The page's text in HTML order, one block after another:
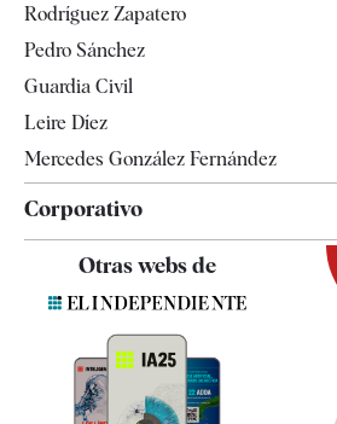
Televisión
Rodríguez Zapatero
Pedro Sánchez
Guardia Civil
Leire Díez
Mercedes González Fernández
Corporativo
Quiénes somos
Otras webs de